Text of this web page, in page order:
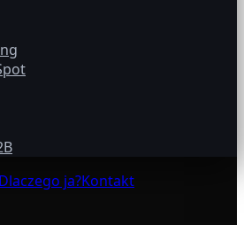
Dlaczego ja?Kontakt